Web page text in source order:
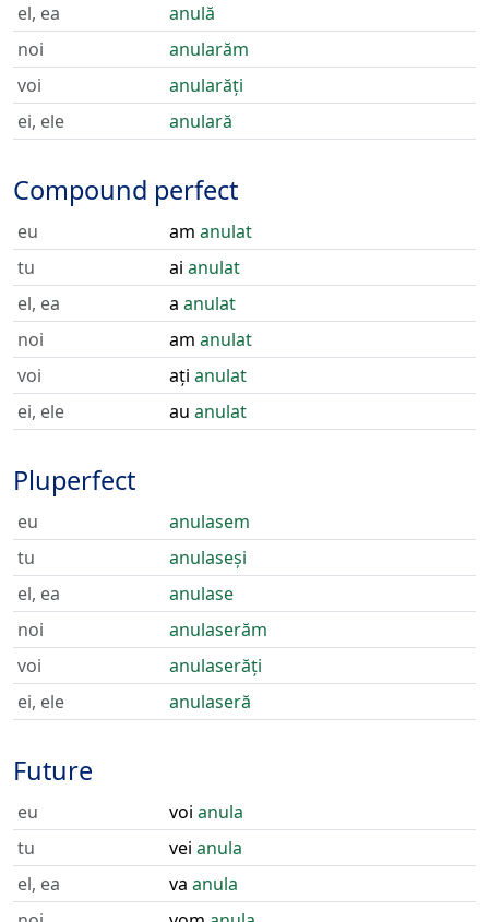
el, ea
anulă
noi
anularăm
voi
anularăți
ei, ele
anulară
Compound perfect
eu am anulat
tu
ai anulat
el, ea
a anulat
noi
am anulat
voi
ați anulat
ei, ele
au anulat
Pluperfect
eu
anulasem
tu
anulaseși
el, ea
anulase
noi
anulaserăm
voi
anulaserăți
ei, ele
anulaseră
Future
eu voi anula
tu
vei anula
el, ea
va anula